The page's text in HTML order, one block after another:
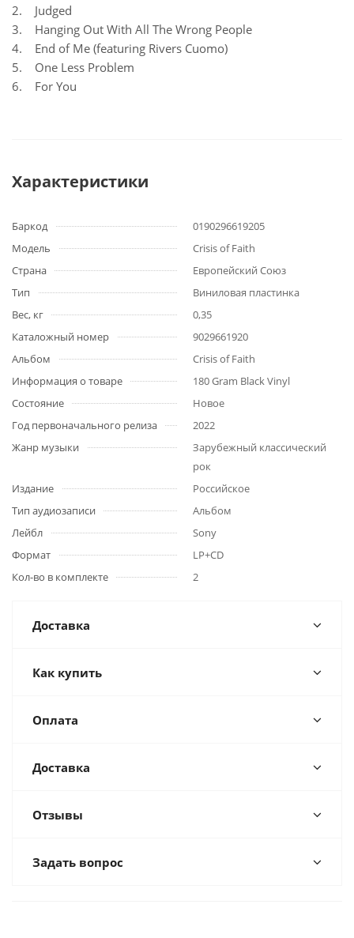
2. Judged
3. Hanging Out With All The Wrong People
4. End of Me (featuring Rivers Cuomo)
5. One Less Problem
6. For You
Характеристики
Баркод
0190296619205
Модель
Crisis of Faith
Страна
Европейский Союз
Тип
Виниловая пластинка
Вес, кг
0,35
Каталожный номер
9029661920
Альбом
Crisis of Faith
Информация о товаре
180 Gram Black Vinyl
Состояние
Новое
Год первоначального релиза
2022
Жанр музыки
Зарубежный классический
рок
Издание
Российское
Тип аудиозаписи
Альбом
Лейбл
Sony
Формат
LP+CD
Кол-во в комплекте
2
Доставка
Как купить
Оплата
Доставка
Отзывы
Задать вопрос